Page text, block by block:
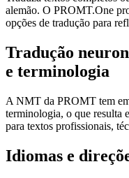
alemão. O PROMT.One
opções de tradução para
Tradução
e terminologia
A NMT da PROMT tem
terminologia, o que resulta
para textos profissionais,
Idiomas e